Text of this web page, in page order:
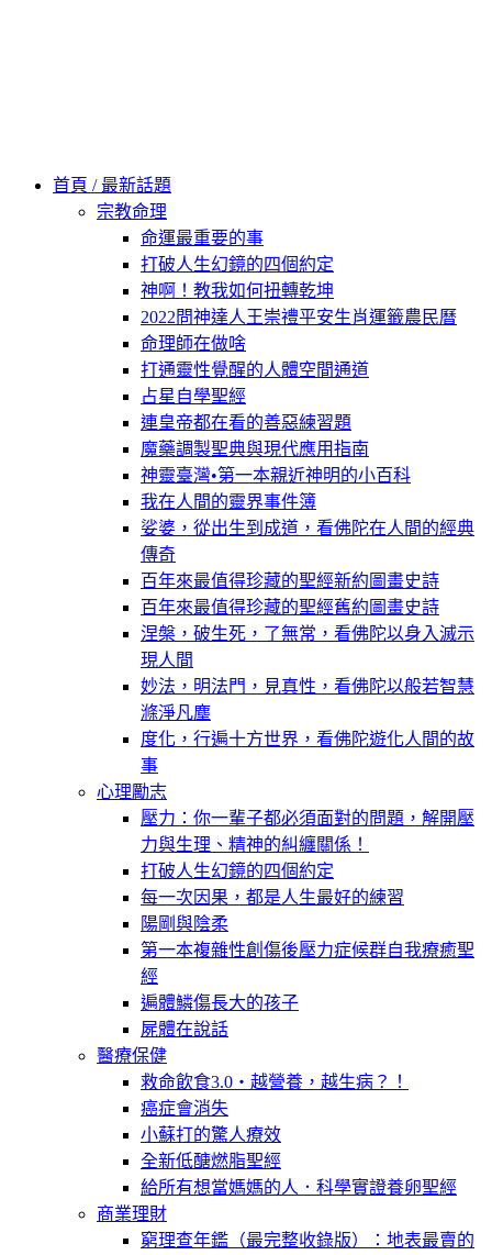
首頁 / 最新話題
宗教命理
命運最重要的事
打破人生幻鏡的四個約定
神啊！教我如何扭轉乾坤
2022問神達人王崇禮平安生肖運籤農民曆
命理師在做啥
打通靈性覺醒的人體空間通道
占星自學聖經
連皇帝都在看的善惡練習題
魔藥調製聖典與現代應用指南
神靈臺灣•第一本親近神明的小百科
我在人間的靈界事件簿
娑婆，從出生到成道，看佛陀在人間的經典
傳奇
百年來最值得珍藏的聖經新約圖畫史詩
百年來最值得珍藏的聖經舊約圖畫史詩
涅槃，破生死，了無常，看佛陀以身入滅示
現人間
妙法，明法門，見真性，看佛陀以般若智慧
滌淨凡塵
度化，行遍十方世界，看佛陀遊化人間的故
事
心理勵志
壓力：你一輩子都必須面對的問題，解開壓
力與生理、精神的糾纏關係！
打破人生幻鏡的四個約定
每一次因果，都是人生最好的練習
陽剛與陰柔
第一本複雜性創傷後壓力症候群自我療癒聖
經
遍體鱗傷長大的孩子
屍體在說話
醫療保健
救命飲食3.0‧越營養，越生病？！
癌症會消失
小蘇打的驚人療效
全新低醣燃脂聖經
給所有想當媽媽的人．科學實證養卵聖經
商業理財
窮理查年鑑（最完整收錄版）：地表最賣的